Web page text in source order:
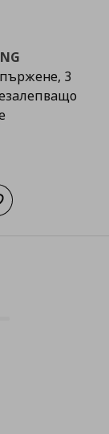
3
кошницата
към